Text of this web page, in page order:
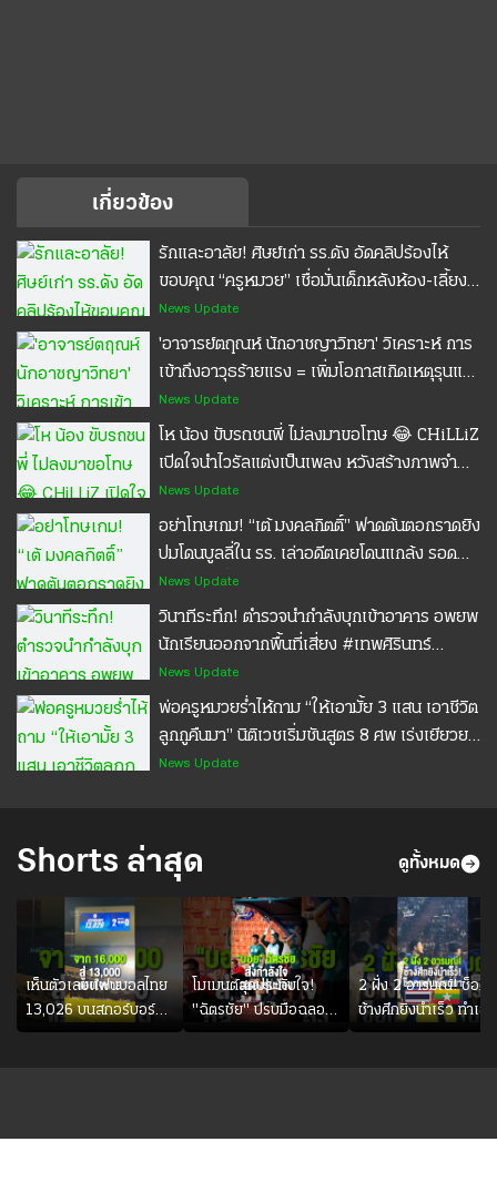
เกี่ยวข้อง
รักและอาลัย! ศิษย์เก่า รร.ดัง อัดคลิปร้องไห้
ขอบคุณ “ครูหมวย” เชื่อมั่นเด็กหลังห้อง-เลี้ยง
ข้าวตอนไม่มีตังค์ #ครูหมวย #เทพศิรินทร์
นนทบุรี #POPPU
News Update
'อาจารย์ตฤณห์ นักอาชญาวิทยา' วิเคราะห์ การ
เข้าถึงอาวุธร้ายแรง = เพิ่มโอกาสเกิดเหตุรุนแรง
#เทพศิรินทร์นนทบุรี #กราดยิง #POPPU
News Update
โห น้อง ขับรถชนพี่ ไม่ลงมาขอโทษ 😂 CHiLLiZ
เปิดใจนำไวรัลแต่งเป็นเพลง หวังสร้างภาพจำ
ครองใจแฟนคลับ
News Update
อย่าโทษเกม! “เต้ มงคลกิตติ์” ฟาดต้นตอกราดยิง
ปมโดนบูลลี่ใน รร. เล่าอดีตเคยโดนแกล้ง รอด
เพราะรุ่นพี่ช่วย #เทพศิรินทร์นนทบุรี #ไทยรัฐ
แคร์ชัวร์ #ประกันอุบัติเหตุ #ประกันมะเร็ง
News Update
วินาทีระทึก! ตำรวจนำกำลังบุกเข้าอาคาร อพยพ
นักเรียนออกจากพื้นที่เสี่ยง #เทพศิรินทร์
นนทบุรี #ไทยรัฐแคร์ชัวร์ #ประกันอุบัติเหตุ
#ประกันมะเร็ง
News Update
พ่อครูหมวยร่ำไห้ถาม “ให้เอามั้ย 3 แสน เอาชีวิต
ลูกกูคืนมา” นิติเวชเริ่มชันสูตร 8 ศพ เร่งเยียวยา
ครอบครัว #ครูหมวย #เทพศิรินทร์นนทบุรี
News Update
Shorts ล่าสุด ดูทั้งหมด
เห็นตัวเลขแฟนบอลไทย
13,026 บนสกอร์บอร์ด
แล้วแอบใจหาย น้อยกว่า
โมเมนต์สุดประทับใจ!
"ฉัตรชัย" ปรบมือฉลอง
ประตูแรกให้ดาวรุ่ง "เจะ
2 ฝั่ง 2 อารมณ์! ช็อต
ช้างศึกยิงนำเร็ว ทำเอา
แฟนเมียนมาถึงกับช็อก